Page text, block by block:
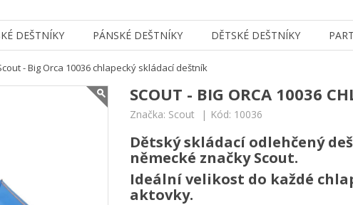
DEŠTNÍKY PÁNSKÉ DEŠTNÍKY DĚTSKÉ DEŠTNÍKY
- Big Orca 10036 chlapecký skládací deštník
SCOUT - BIG ORCA 10036
Značka: Scout Kód: 10036
Dětský skládací odlehčený
německé značky Scout.
Ideální velikost do každé
aktovky.